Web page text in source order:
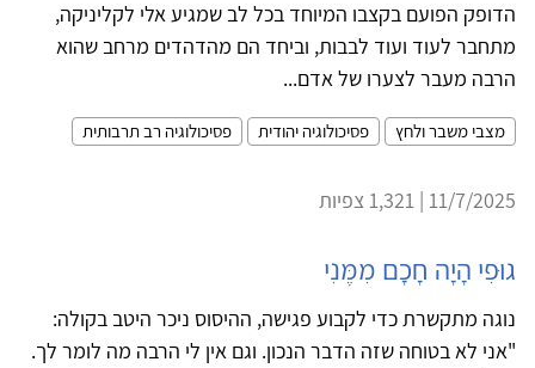
הדופק הפועם בקצבו המיוחד בכל לב שמגיע אלי לקליניקה,
מתחבר לעוד ועוד לבבות, וביחד הם מהדהדים מרחב שהוא
הרבה מעבר לצערו של אדם...
מצבי משבר ולחץ פסיכולוגיה יהודית פסיכולוגיה רב תרבותית
11/7/2025 | 1,321 צפיות
גוּפִי הָיָה חָכָם מִמֶּנִי
נוגה מתקשרת כדי לקבוע פגישה, ההיסוס ניכר היטב בקולה:
"אני לא בטוחה שזה הדבר הנכון. וגם אין לי הרבה מה לומר לך.